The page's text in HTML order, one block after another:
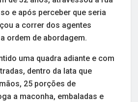
e após perceber que seria
a correr dos agentes
ordem de abordagem.
uma quadra adiante e com
dentro da lata que
25 porções de
a maconha, embaladas e